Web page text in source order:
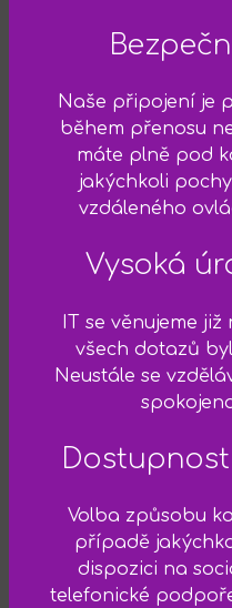
Naše připojení je
během přenosu
máte plně pod
jakýchkoli
vzdáleného
Vysoká
IT se věnujeme již
všech dotazů
Neustále se
Volba způsobu
případě
dispozici na
telefonické